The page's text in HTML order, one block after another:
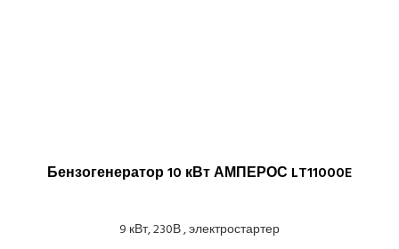
Бензогенератор 10 кВт АМПЕРОС LT11000E
9 кВт, 230В , электростартер